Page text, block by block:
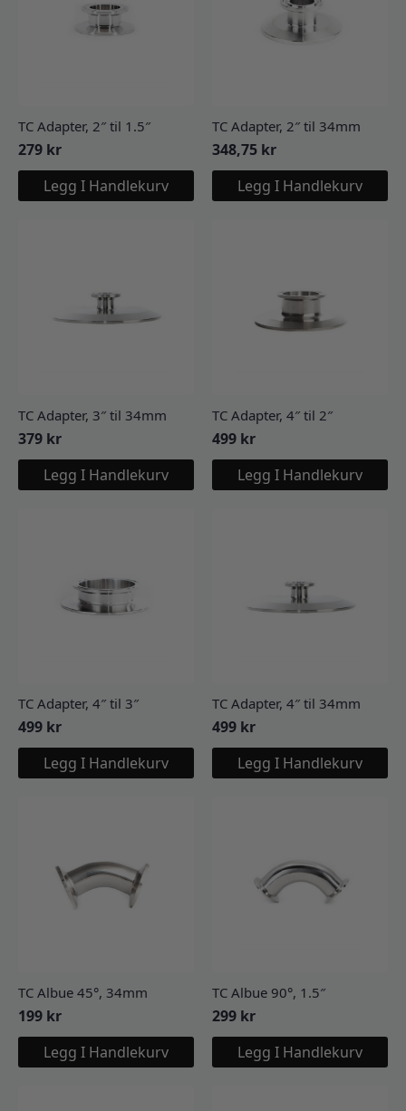
TC Adapter, 2″ til 1.5″
279 kr
Legg I Handlekurv
TC Adapter, 2″ til 34mm
348,75 kr
Legg I Handlekurv
TC Adapter, 3″ til 34mm
379 kr
Legg I Handlekurv
TC Adapter, 4″ til 2″
499 kr
Legg I Handlekurv
TC Adapter, 4″ til 3″
499 kr
Legg I Handlekurv
TC Adapter, 4″ til 34mm
499 kr
Legg I Handlekurv
TC Albue 45°, 34mm
199 kr
Legg I Handlekurv
TC Albue 90°, 1.5″
299 kr
Legg I Handlekurv